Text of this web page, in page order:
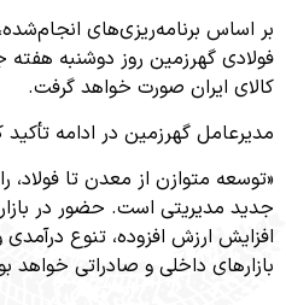
برنامه‌ریزی‌های انجام‌شده،
گهرزمین روز دوشنبه هفته جاری
ایران صورت خواهد گرفت.
گهرزمین در ادامه تأکید کرد:
متوازن از معدن تا فولاد، راهبرد
است. حضور در بازار شمش
ارزش افزوده، تنوع درآمدی و
داخلی و صادراتی خواهد بود.»